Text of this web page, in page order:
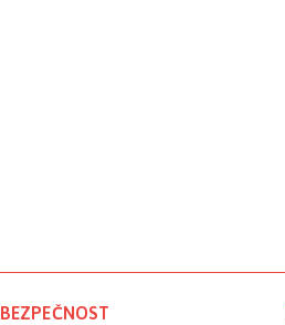
BEZPEČNOST